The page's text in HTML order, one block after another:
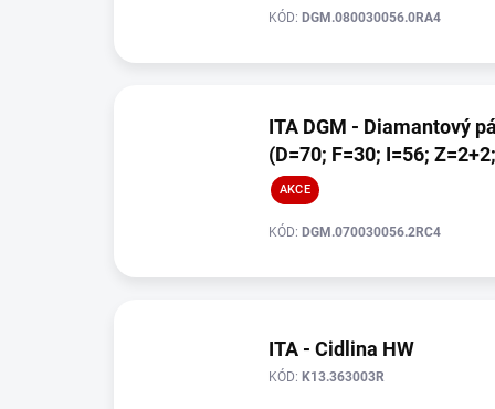
KÓD: DGM.080030056.0RA4
ITA DGM - Diamantový
(D=70; F=30; I=56;
AKCE
KÓD: DGM.070030056.2RC4
ITA - Cidlina HW
KÓD: K13.363003R